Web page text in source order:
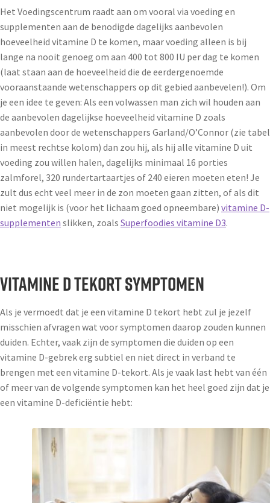
Het Voedingscentrum raadt aan om vooral via voeding en
supplementen aan de benodigde dagelijks aanbevolen
hoeveelheid vitamine D te komen, maar voeding alleen is bij
lange na nooit genoeg om aan 400 tot 800 IU per dag te komen
(laat staan aan de hoeveelheid die de eerdergenoemde
vooraanstaande wetenschappers op dit gebied aanbevelen!). Om
je een idee te geven: Als een volwassen man zich wil houden aan
de aanbevolen dagelijkse hoeveelheid vitamine D zoals
aanbevolen door de wetenschappers Garland/O’Connor (zie tabel
in meest rechtse kolom) dan zou hij, als hij alle vitamine D uit
voeding zou willen halen, dagelijks minimaal 16 porties
zalmforel, 320 rundertartaartjes of 240 eieren moeten eten! Je
zult dus echt veel meer in de zon moeten gaan zitten, of als dit
niet mogelijk is (voor het lichaam goed opneembare) vitamine D-
supplementen slikken, zoals Superfoodies vitamine D3.
Vitamine D tekort symptomen
Als je vermoedt dat je een vitamine D tekort hebt zul je jezelf
misschien afvragen wat voor symptomen daarop zouden kunnen
duiden. Echter, vaak zijn de symptomen die duiden op een
vitamine D-gebrek erg subtiel en niet direct in verband te
brengen met een vitamine D-tekort. Als je vaak last hebt van één
of meer van de volgende symptomen kan het heel goed zijn dat je
een vitamine D-deficiëntie hebt: